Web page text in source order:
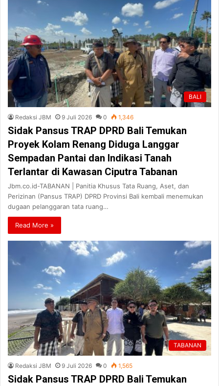
BALI
Redaksi JBM 9 Juli 2026 0 1,346
Sidak Pansus TRAP DPRD Bali Temukan
Proyek Kolam Renang Diduga Langgar
Sempadan Pantai dan Indikasi Tanah
Terlantar di Kawasan Ciputra Tabanan
Jbm.co.id-TABANAN | Panitia Khusus Tata Ruang, Aset, dan
Perizinan (Pansus TRAP) DPRD Provinsi Bali kembali menemukan
dugaan pelanggaran tata ruang…
Read More »
TABANAN
Redaksi JBM 9 Juli 2026 0 1,565
Sidak Pansus TRAP DPRD Bali Temukan